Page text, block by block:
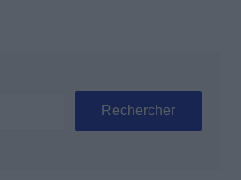
Rechercher